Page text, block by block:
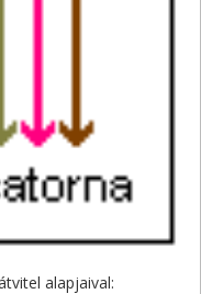
alapjaival: